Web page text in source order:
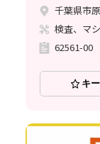
千葉県市
検査、マ
62561-00
キ